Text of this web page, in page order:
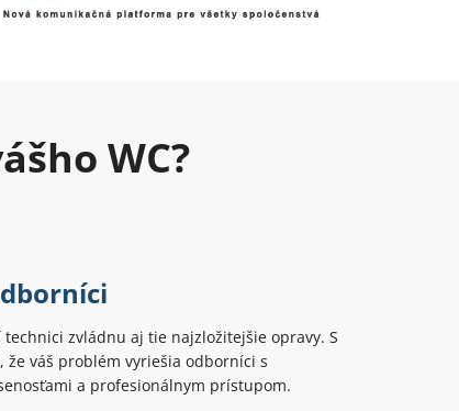
WC?
zvládnu aj tie najzložitejšie opravy. S
že váš problém vyriešia odborníci s
a profesionálnym prístupom.